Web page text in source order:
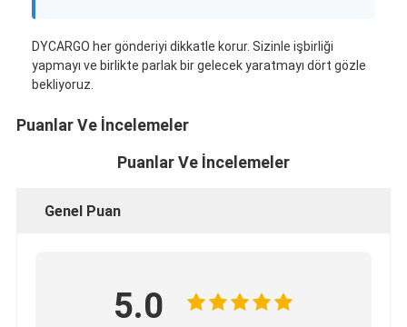
DYCARGO her gönderiyi dikkatle korur. Sizinle işbirliği
yapmayı ve birlikte parlak bir gelecek yaratmayı dört gözle
bekliyoruz.
Puanlar Ve İncelemeler
Puanlar Ve İncelemeler
Genel Puan
5.0